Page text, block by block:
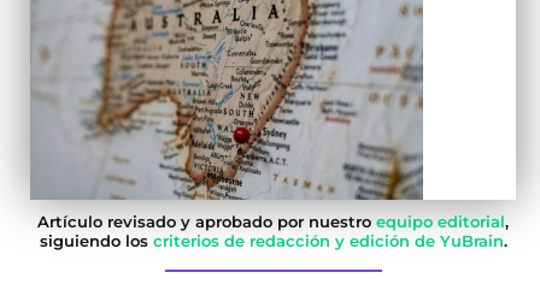
Artículo revisado y aprobado por nuestro equipo editorial,
siguiendo los criterios de redacción y edición de YuBrain.